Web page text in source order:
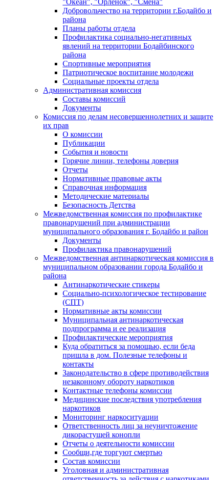
"Океан", "Орленок", "Смена"
Добровольчество на территории г.Бодайбо и
района
Планы работы отдела
Профилактика социально-негативных
явлений на территории Бодайбинского
района
Спортивные мероприятия
Патриотическое воспитание молодежи
Социальные проекты отдела
Административная комиссия
Составы комиссий
Документы
Комиссия по делам несовершеннолетних и защите
их прав
О комиссии
Публикации
События и новости
Горячие линии, телефоны доверия
Отчеты
Нормативные правовые акты
Справочная информация
Методические материалы
Безопасность Детства
Межведомственная комиссия по профилактике
правонарушений при администрации
муниципального образования г. Бодайбо и район
Документы
Профилактика правонарушений
Межведомственная антинаркотическая комиссия в
муниципальном образовании города Бодайбо и
района
Антинаркотические стикеры
Социально-психологическое тестирование
(СПТ)
Нормативные акты комиссии
Муниципальная антинаркотическая
подпрограмма и ее реализация
Профилактические мероприятия
Куда обратиться за помощью, если беда
пришла в дом. Полезные телефоны и
контакты
Законодательство в сфере противодействия
незаконному обороту наркотиков
Контактные телефоны комиссии
Медицинские последствия употребления
наркотиков
Мониторинг наркоситуации
Ответственность лиц за неуничтожение
дикорастущей конопли
Отчеты о деятельности комиссии
Сообщи,где торгуют смертью
Состав комиссии
Уголовная и административная